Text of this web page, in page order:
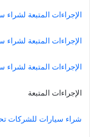
الإجراءات المتبعة
الإجراءات المتبعة
الإجراءات المتبعة
الإجراءات المتبعة
شراء سيارات للشركات